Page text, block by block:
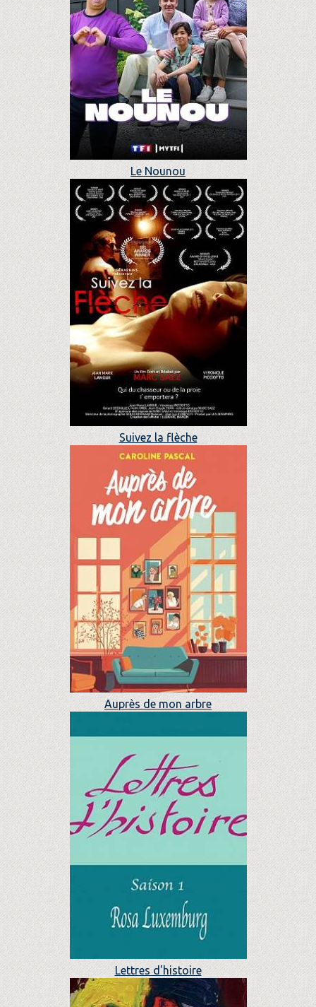
Le Nounou
Suivez la flèche
Auprès de mon arbre
Lettres d'histoire